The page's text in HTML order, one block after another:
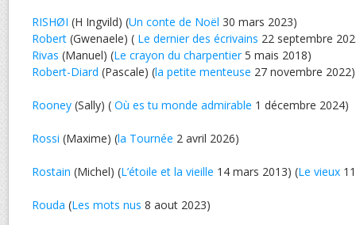
RISHØI (H Ingvild) (Un conte de Noël 30 mars 2023)
Robert (Gwenaele) ( Le dernier des écrivains 22 septembre
Rivas (Manuel) (Le crayon du charpentier5 mais 2018)
Robert-Diard (Pascale) (la petite menteuse 27 novembre 2022)
Rooney (Sally) ( Où es tu monde admirable 1 décembre 2024)
Rossi (Maxime) (la Tournée 2 avril 2026)
Rostain (Michel) (L’étoile et la vieille 14 mars 2013) (Le vieux
Rouda (Les mots nus 8 aout 2023)